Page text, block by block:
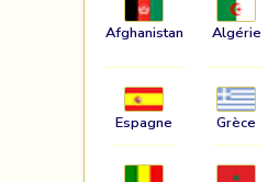
Afghanistan Algérie
Espagne Grèce